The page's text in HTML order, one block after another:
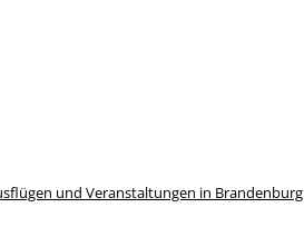
und Veranstaltungen in Brandenburg